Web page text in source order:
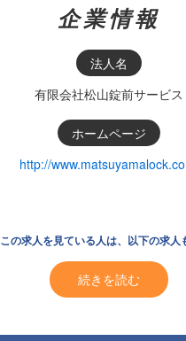
企業情報
法人名
有限会社松山錠前サービス
ホームページ
http://
この求人を見ている人は、以下の求人
続きを読む